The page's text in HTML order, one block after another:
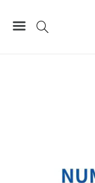
SIM Tre Numero